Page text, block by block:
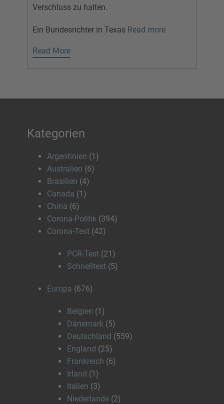
Verschluss zu halten.
Ein Bundesrichter in Texas Read more
Read More
Kategorien
Argentinien (1)
Australien (6)
Brasilien (4)
Canada (1)
China (6)
Corona-Politik (394)
Corona-Test (42)
PCR-Test (21)
Schnelltest (5)
Europa (676)
Belgien (1)
Dänemark (5)
Deutschland (559)
England (25)
Frankreich (6)
Irland (1)
Italien (3)
Niederlande (2)